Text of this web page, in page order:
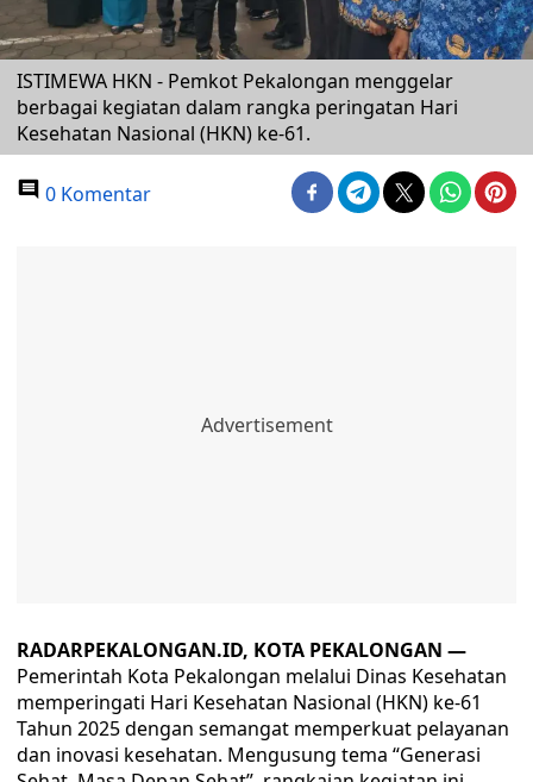
ISTIMEWA HKN - Pemkot Pekalongan menggelar
berbagai kegiatan dalam rangka peringatan Hari
Kesehatan Nasional (HKN) ke-61.
0 Komentar
RADARPEKALONGAN.ID, KOTA PEKALONGAN —
Pemerintah Kota Pekalongan melalui Dinas Kesehatan
memperingati Hari Kesehatan Nasional (HKN) ke-61
Tahun 2025 dengan semangat memperkuat pelayanan
dan inovasi kesehatan. Mengusung tema “Generasi